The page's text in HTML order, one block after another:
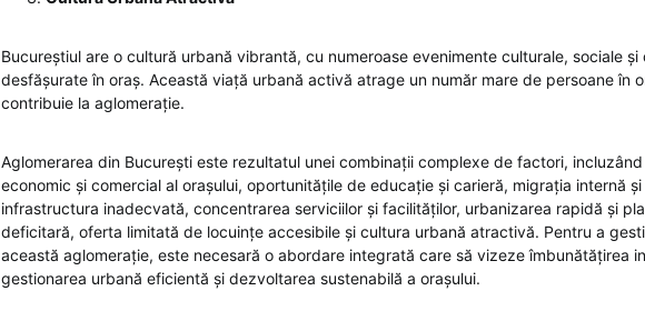
Bucureștiul are o cultură urbană vibrantă, cu numeroase evenimente culturale, sociale
desfășurate în oraș. Această viață urbană activă atrage un număr mare de persoane în
contribuie la aglomerație.
Aglomerarea din București este rezultatul unei combinații complexe de factori,
economic și comercial al orașului, oportunitățile de educație și carieră, migrația internă
infrastructura inadecvată, concentrarea serviciilor și facilităților, urbanizarea rapidă și
deficitară, oferta limitată de locuințe accesibile și cultura urbană atractivă. Pentru a
această aglomerație, este necesară o abordare integrată care să vizeze îmbunătățirea
gestionarea urbană eficientă și dezvoltarea sustenabilă a orașului.